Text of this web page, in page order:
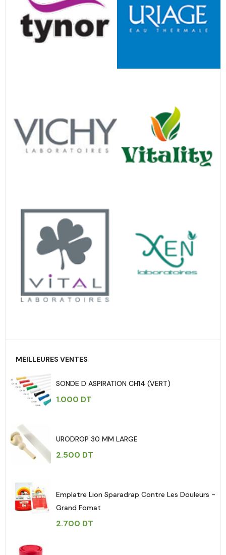
MEILLEURES VENTES
SONDE D ASPIRATION CH14 (VERT)
1.000 DT
URODROP 30 MM LARGE
2.500 DT
Emplatre Lion Sparadrap Contre Les Douleurs -
Grand Fomat
2.700 DT